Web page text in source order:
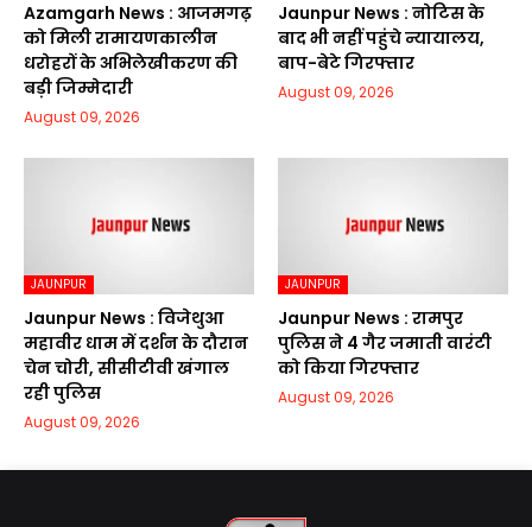
Azamgarh News : आजमगढ़
को मिली रामायणकालीन
धरोहरों के अभिलेखीकरण की
बड़ी जिम्मेदारी
August 09, 2026
Jaunpur News : नोटिस के
बाद भी नहीं पहुंचे न्यायालय,
बाप-बेटे गिरफ्तार
August 09, 2026
JAUNPUR
Jaunpur News : विजेथुआ
महावीर धाम में दर्शन के दौरान
चेन चोरी, सीसीटीवी खंगाल
रही पुलिस
August 09, 2026
JAUNPUR
Jaunpur News : रामपुर
पुलिस ने 4 गैर जमाती वारंटी
को किया गिरफ्तार
August 09, 2026